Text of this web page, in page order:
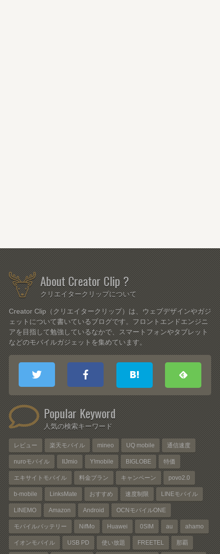
About Creator Clip ?
クリエイタークリップについて
Creator Clip（クリエイタークリップ）は、ウェブデザインやガジ
ェットについて書いているブログです。フロントエンドエンジニ
アを目指して勉強しているなかで、スマートフォンやタブレット
などのモバイルガジェットを集めています。
Popular Keyword
人気の検索キーワード
レビュー 楽天モバイル mineo UQ mobile 通信速度
nuroモバイル IIJmio Y!mobile BIGLOBE 特価
エキサイトモバイル 料金プラン キャンペーン povo2.0
b-mobile LinksMate おすすめ 速度制限 LINEモバイル
LINEMO Amazon Android OCNモバイルONE
モバイルバッテリー NifMo Huawei 0SIM au ahamo
イオンモバイル USB PD 使い放題 FREETEL 那覇